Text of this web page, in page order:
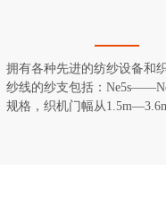
拥有各种先进的纺纱设备和
纱线的纱支包括：
规格，织机门幅从